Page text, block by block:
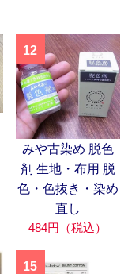
12
みや古染め 脱色
剤 生地・布用 脱
色・色抜き・染め
直し
484円（税込）
15